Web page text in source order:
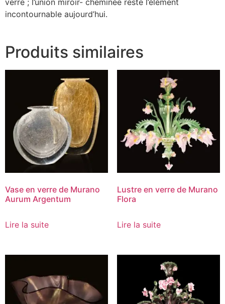
incontournable aujourd’hui.
Produits similaires
Vase en verre de Murano
Aurum Argentum
Lire la suite
Lustre en verre de Murano
Flora
Lire la suite